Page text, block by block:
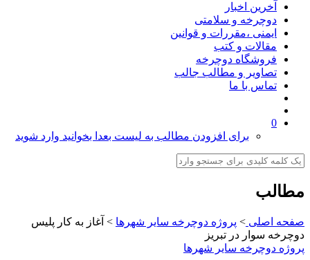
آخرین اخبار
دوچرخه و سلامتی
ایمنی ،مقررات و قوانین
مقالات و کتب
فروشگاه دوچرخه
تصاویر و مطالب جالب
تماس با ما
0
برای افزودن مطالب به لیست بعدا بخوانید وارد شوید
مطالب
صفحه اصلی > پروژه دوچرخه سایر شهرها > آغاز به کار پلیس
دوچرخه سوار در تبریز
پروژه دوچرخه سایر شهرها